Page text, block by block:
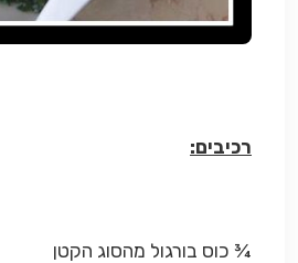
רכיבים:
¾ כוס בורגול מהסוג הקטן